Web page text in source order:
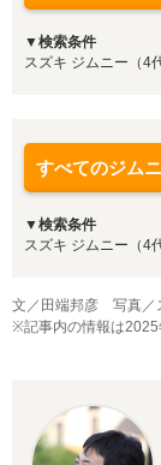
▼検索条件
スズキ ジムニー（4
すべてのジム
▼検索条件
スズキ ジムニー（4
文／田端邦彦 写真／
※記事内の情報は2025